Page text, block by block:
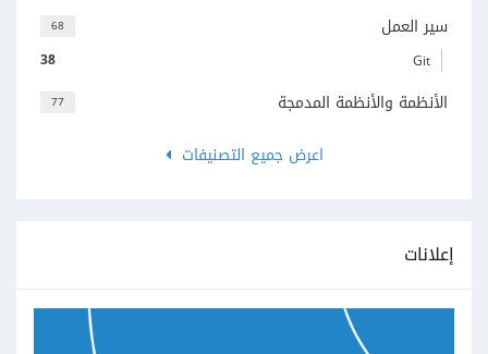
68 سير العمل
38 Git
77
الأنظمة والأنظمة المدمجة
اعرض جميع التصنيفات
إعلانات